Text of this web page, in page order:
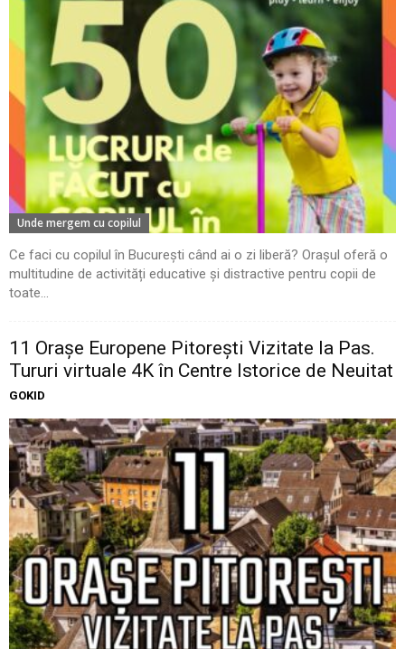
Unde mergem cu copilul
Ce faci cu copilul în București când ai o zi liberă? Orașul oferă o
multitudine de activități educative și distractive pentru copii de
toate...
11 Oraşe Europene Pitoreşti Vizitate la Pas.
Tururi virtuale 4K în Centre Istorice de Neuitat
GOKID